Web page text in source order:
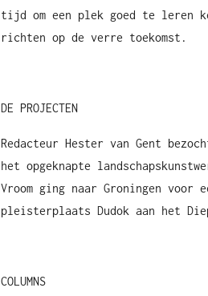
tijd om een plek goed te leren
richten op de verre toekomst.
DE PROJECTEN
Redacteur Hester van Gent
het opgeknapte
Vroom ging naar Groningen voor
pleisterplaats Dudok aan het
COLUMNS